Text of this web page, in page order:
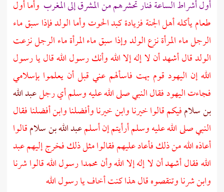
أول أشراط الساعة فنار تحشرهم من المشرق إلى المغرب وأما أول
طعام يأكله أهل الجنة فزيادة كبد الحوت وأما الولد فإذا سبق ماء
الرجل ماء المرأة نزع الولد وإذا سبق ماء المرأة ماء الرجل نزعت
الولد قال أشهد أن لا إله إلا الله وأنك رسول الله قال يا رسول
الله إن اليهود قوم بهت فاسألهم عني قبل أن يعلموا بإسلامي
فجاءتاليهودفقال النبي صلى الله عليه وسلم أي رجلعبد الله
بن سلامفيكم قالوا خيرنا وابن خيرنا وأفضلنا وابن أفضلنا فقال
النبي صلى الله عليه وسلم أرأيتم إن أسلمعبد الله بن سلامقالوا
أعاذه الله من ذلك فأعاد عليهم فقالوا مثل ذلك فخرج إليهمعبد
اللهفقال أشهد أن لا إله إلا الله وأن محمدا رسول الله قالوا شرنا
وابن شرنا وتنقصوه قال هذا كنت أخاف يا رسول الله